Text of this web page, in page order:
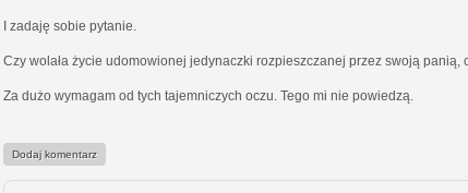
I zadaję sobie pytanie.
Czy wolała życie udomowionej jedynaczki rozpieszczanej przez swoją
Za dużo wymagam od tych tajemniczych oczu. Tego mi nie powiedzą.
Dodaj komentarz